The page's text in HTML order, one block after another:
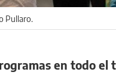
Pullaro.
en todo el